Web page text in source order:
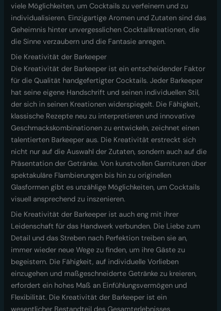
viele Möglichkeiten, um Cocktails zu verfeinern und zu
individualisieren. Einzigartige Aromen und Zutaten sind das
Geheimnis hinter unvergesslichen Cocktailkreationen, die
die Sinne verzaubern und die Fantasie anregen.
Die Kreativität der Barkeeper
Die Kreativität der Barkeeper ist ein entscheidender Faktor
für die Qualität handgefertigter Cocktails. Jeder Barkeeper
hat seine eigene Handschrift und seinen individuellen Stil,
der sich in seinen Kreationen widerspiegelt. Die Fähigkeit,
klassische Rezepte neu zu interpretieren und innovative
Geschmackskombinationen zu entwickeln, zeichnet einen
talentierten Barkeeper aus. Die Kreativität erstreckt sich
nicht nur auf die Auswahl der Zutaten, sondern auch auf die
Präsentation der Getränke. Von kunstvollen Garnituren über
spektakuläre Flambierungen bis hin zu originellen
Glasformen gibt es unzählige Möglichkeiten, um Cocktails
visuell ansprechend zu inszenieren.
Die Kreativität der Barkeeper ist auch eng mit ihrer
Leidenschaft für das Handwerk verbunden. Die Liebe zum
Detail und das Streben nach Perfektion treiben sie an,
immer wieder neue Wege zu finden, um ihre Gäste zu
begeistern. Die Fähigkeit, auf individuelle Vorlieben
einzugehen und maßgeschneiderte Getränke zu kreieren,
erfordert ein hohes Maß an Einfühlungsvermögen und
Flexibilität. Die Kreativität der Barkeeper ist ein